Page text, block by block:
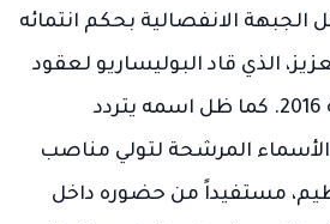
الانفصالية بحكم انتمائه
الذي قاد البوليساريو لعقود
طويلة قبل وفاته سنة 2016. كما ظل اسمه يتردد
المرشحة لتولي مناصب
مستفيداً من حضوره داخل